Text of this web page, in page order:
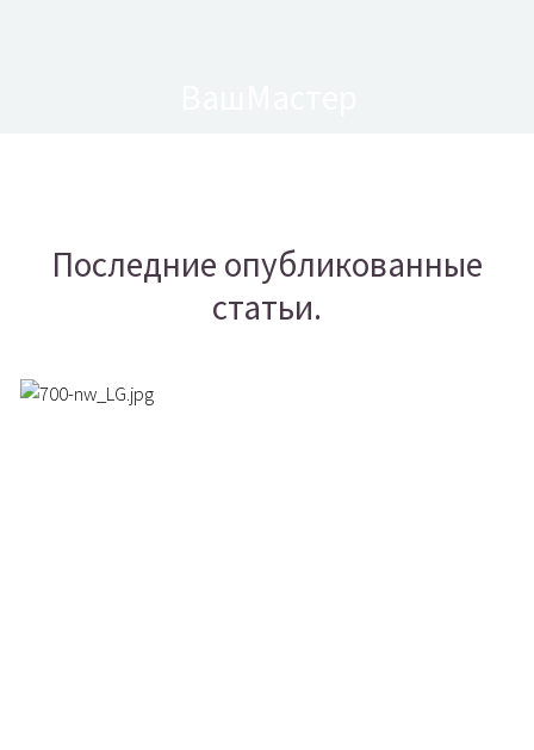
Последние опубликованные
статьи.